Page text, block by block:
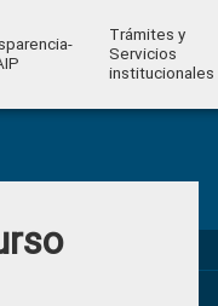
Trámites y
Servicios
institucionales